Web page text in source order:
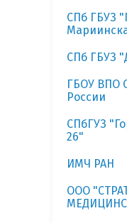
СПб ГБУЗ
СПб ГБУЗ
ГБОУ ВПО
России
СПбГУЗ
26"
ИМЧ РАН
ООО